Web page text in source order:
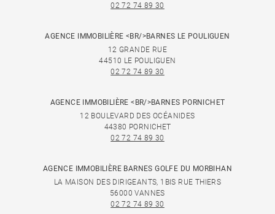
02 72 74 89 30
AGENCE IMMOBILIÈRE <BR/>BARNES LE POULIGUEN
12 GRANDE RUE
44510 LE POULIGUEN
02 72 74 89 30
AGENCE IMMOBILIÈRE <BR/>BARNES PORNICHET
12 BOULEVARD DES OCÉANIDES
44380 PORNICHET
02 72 74 89 30
AGENCE IMMOBILIÈRE BARNES GOLFE DU MORBIHAN
LA MAISON DES DIRIGEANTS, 1BIS RUE THIERS
56000 VANNES
02 72 74 89 30